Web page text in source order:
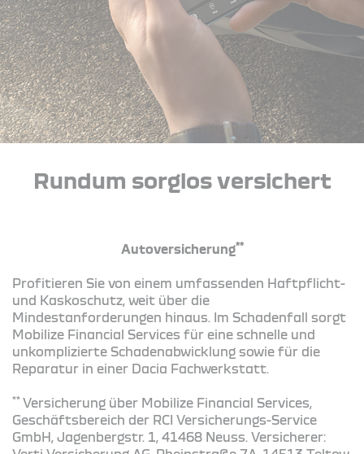
Rundum sorglos versichert
Autoversicherung**
Profitieren Sie von einem umfassenden Haftpflicht-
und Kaskoschutz, weit über die
Mindestanforderungen hinaus. Im Schadenfall sorgt
Mobilize Financial Services für eine schnelle und
unkomplizierte Schadenabwicklung sowie für die
Reparatur in einer Dacia Fachwerkstatt.
** Versicherung über Mobilize Financial Services,
Geschäftsbereich der RCI Versicherungs-Service
GmbH, Jagenbergstr. 1, 41468 Neuss. Versicherer: